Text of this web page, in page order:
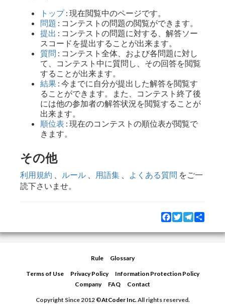
トップ: 現在閲覧中のページです。
問題 : コンテストの問題の閲覧ができます。
提出 : コンテストの問題に対する、解答ソー
スコードを提出することが出来ます。
質問 : コンテスト全体、および各問題に対し
て、コンテスト中に質問し、その回答を閲覧
することが出来ます。
結果 : 今までに自分が提出した解答を閲覧す
ることができます。また、コンテスト終了後
には他の参加者の解答状況を閲覧することが
出来ます。
順位表 : 現在のコンテストの順位表が閲覧で
きます。
その他
利用規約 ルール 用語集 よくある質問 をご一
読下さいませ。
Facebook
TwitterTelegram
Rule Glossary
Terms of Use Privacy Policy
Information Protection Policy
Company
FAQ Contact
Copyright Since 2012 ©AtCoder Inc.All rights reserved.